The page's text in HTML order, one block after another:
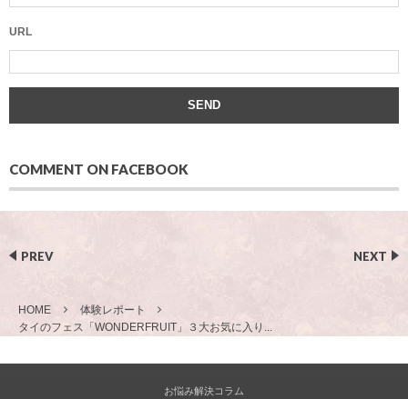
URL
COMMENT ON FACEBOOK
PREV NEXT
HOME
体験レポート
タイのフェス「WONDERFRUIT」３大お気に入り...
お悩み解決コラム